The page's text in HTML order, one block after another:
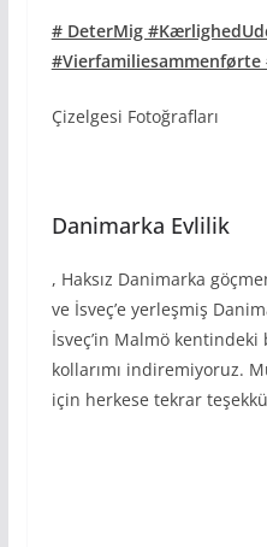
# DeterMig
#Vierfamiliesammenførte
Çizelgesi Fotoğrafları
Danimarka Evlilik
, Haksız Danimarka
ve İsveç’e yerleşmiş
İsveç’in Malmö
kollarımı indiremiyoruz.
için herkese tekrar